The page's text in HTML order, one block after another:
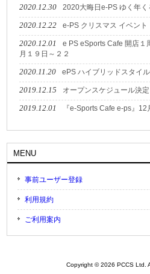
2020.12.30 2020大晦日e-PS ゆく年
2020.12.22 e-PS クリスマス イベント
2020.12.01
e PS eSports Cafe 開店１
月１９日～２２
2020.11.20 ePS ハイブリッドスタイ
2019.12.15 オープンスケジュール決定
2019.12.01 『e-Sports Cafe e-ps』12
MENU
事前ユーザー登録
利用規約
ご利用案内
Copyright © 2026 PCCS Ltd.